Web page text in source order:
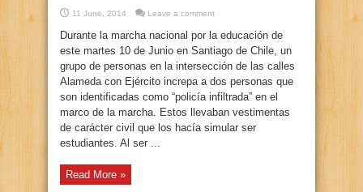
11 June, 2014 Leave a comment
Durante la marcha nacional por la educación de
este martes 10 de Junio en Santiago de Chile, un
grupo de personas en la intersección de las calles
Alameda con Ejército increpa a dos personas que
son identificadas como “policía infiltrada” en el
marco de la marcha. Estos llevaban vestimentas
de carácter civil que los hacía simular ser
estudiantes. Al ser ...
Read More »